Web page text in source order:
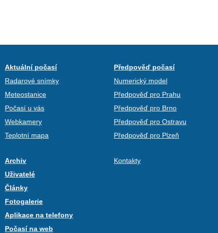
Aktuální počasí
Radarové snímky
Meteostanice
Počasí u vás
Webkamery
Teplotní mapa
Předpověď počasí
Numerický model
Předpověď pro Prahu
Předpověď pro Brno
Předpověď pro Ostravu
Předpověď pro Plzeň
Archiv
Uživatelé
Články
Fotogalerie
Aplikace na telefony
Počasí na web
Kontakty